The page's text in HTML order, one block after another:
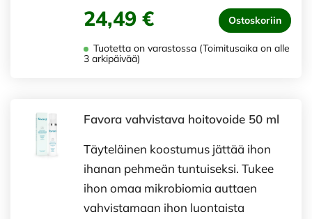
24,49 € Ostoskoriin
Tuotetta on varastossa (Toimitusaika on alle
3 arkipäivää)
Favora vahvistava hoitovoide 50 ml
Täyteläinen koostumus jättää ihon
ihanan pehmeän tuntuiseksi. Tukee
ihon omaa mikrobiomia auttaen
vahvistamaan ihon luontaista